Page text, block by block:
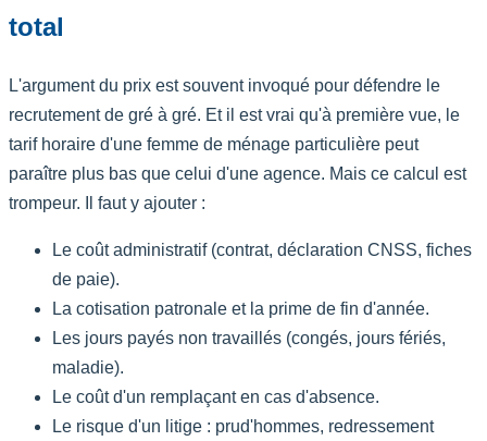
total
L'argument du prix est souvent invoqué pour défendre le
recrutement de gré à gré. Et il est vrai qu'à première vue, le
tarif horaire d'une femme de ménage particulière peut
paraître plus bas que celui d'une agence. Mais ce calcul est
trompeur. Il faut y ajouter :
Le coût administratif (contrat, déclaration CNSS, fiches
de paie).
La cotisation patronale et la prime de fin d'année.
Les jours payés non travaillés (congés, jours fériés,
maladie).
Le coût d'un remplaçant en cas d'absence.
Le risque d'un litige : prud'hommes, redressement